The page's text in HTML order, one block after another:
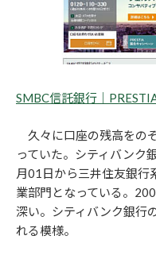
SMBC信託銀行｜
久々に口座の残高をの
っていた。シティバンク
月01日から三井住友銀行
業部門となっている。
深い。シティバンク銀行
れる模様。